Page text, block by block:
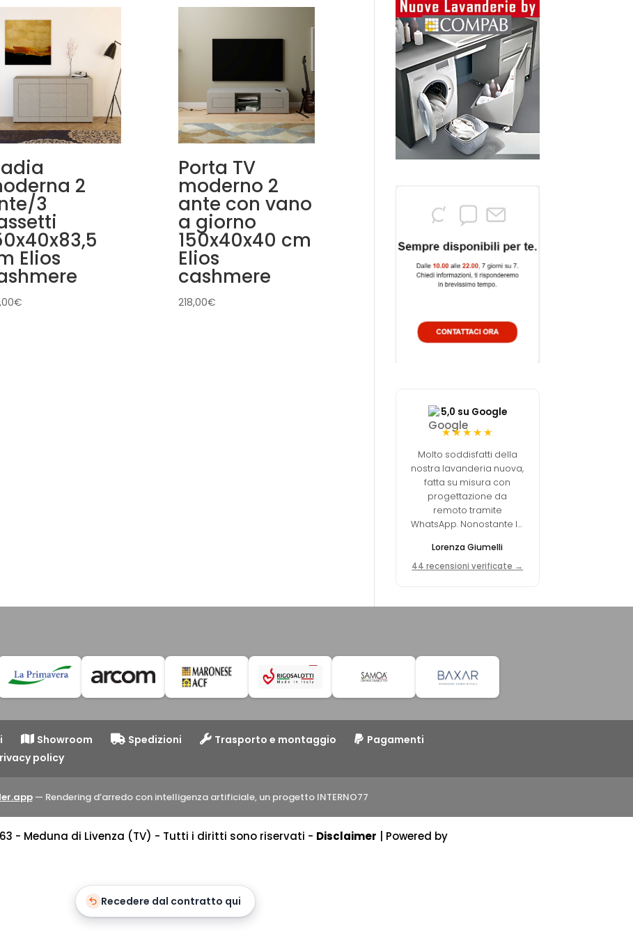
2
3
Elios
€
Porta TV
moderno 2
ante con vano
a giorno
150x40x40 cm
Elios
cashmere
218,00€
5,0 su Google
★★★★★
Molto soddisfatti della
nostra lavanderia nuova,
fatta su misura con
progettazione da
remoto tramite
WhatsApp. Nonostante la
ha compreso le nostre
esigenze e ci ha
Lorenza Giumelli
44 recensioni verificate →
Showroom Spedizioni Trasporto e montaggio
Pagamenti
policy
— Rendering d’arredo con intelligenza artificiale, un progetto INTERNO77
- Meduna di Livenza (TV) - Tutti i diritti sono riservati - Disclaimer | Powered by
Recedere dal contratto qui